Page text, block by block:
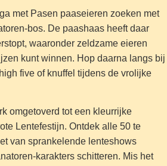
met Pasen paaseieren zoeken met
bos. De paashaas heeft daar
waaronder zeldzame eieren
kunt winnen. Hop daarna langs bij
five of knuffel tijdens de vrolijke
omgetoverd tot een kleurrijke
Lentefestijn. Ontdek alle 50 te
van sprankelende lenteshows
karakters schitteren. Mis het